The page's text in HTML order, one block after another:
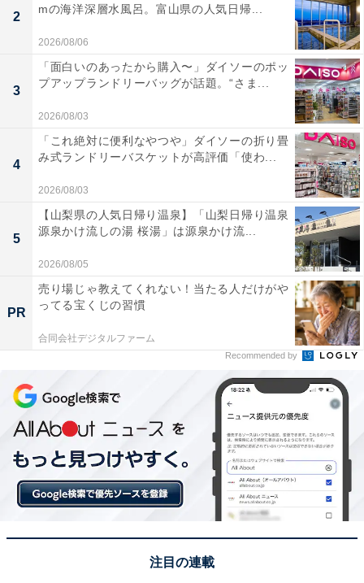
2
mの海洋深層水風呂。富山県の人気日帰...
2026/08/06
3
「面白いのあったから購入〜」ダイソーのポッ
プアップランドリーバッグが話題。“さま...
2026/08/03
4
「これ絶対に便利なやつや」ダイソーの折り畳
み式ランドリーバスケットが高評価「使わ...
2026/08/03
5
【山梨県の人気日帰り温泉】「山梨日帰り温泉
源泉かけ流しの湯 桜湯」は源泉かけ流...
2026/08/05
PR
売り場じゃ教えてくれない！当たる人だけがや
ってる宝くじの習慣
合同会社デジタルファーム
Recommended by
注目の連載